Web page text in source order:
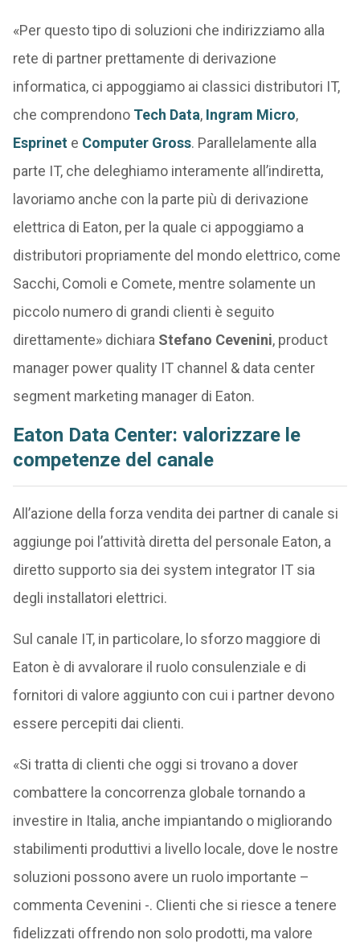
«Per questo tipo di soluzioni che indirizziamo alla
rete di partner prettamente di derivazione
informatica, ci appoggiamo ai classici distributori IT,
che comprendono Tech Data, Ingram Micro,
Esprinete Computer Gross. Parallelamente alla
parte IT, che deleghiamo interamente all’indiretta,
lavoriamo anche con la parte più di derivazione
elettrica di Eaton, per la quale ci appoggiamo a
distributori propriamente del mondo elettrico, come
Sacchi, Comoli e Comete, mentre solamente un
piccolo numero di grandi clienti è seguito
direttamente» dichiara Stefano Cevenini, product
manager power quality IT channel & data center
segment marketing manager di Eaton.
Eaton Data Center: valorizzare le
competenze del canale
All’azione della forza vendita dei partner di canale si
aggiunge poi l’attività diretta del personale Eaton, a
diretto supporto sia dei system integrator IT sia
degli installatori elettrici.
Sul canale IT, in particolare, lo sforzo maggiore di
Eaton è di avvalorare il ruolo consulenziale e di
fornitori di valore aggiunto con cui i partner devono
essere percepiti dai clienti.
«Si tratta di clienti che oggi si trovano a dover
combattere la concorrenza globale tornando a
investire in Italia, anche impiantando o migliorando
stabilimenti produttivi a livello locale, dove le nostre
soluzioni possono avere un ruolo importante –
commenta Cevenini -. Clienti che si riesce a tenere
fidelizzati offrendo non solo prodotti, ma valore